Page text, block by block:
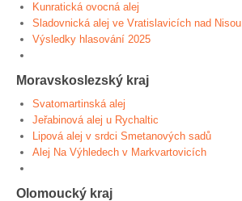
Kunratická ovocná alej
Sladovnická alej ve Vratislavicích nad Nisou
Výsledky hlasování 2025
Moravskoslezský kraj
Svatomartinská alej
Jeřabinová alej u Rychaltic
Lipová alej v srdci Smetanových sadů
Alej Na Výhledech v Markvartovicích
Olomoucký kraj